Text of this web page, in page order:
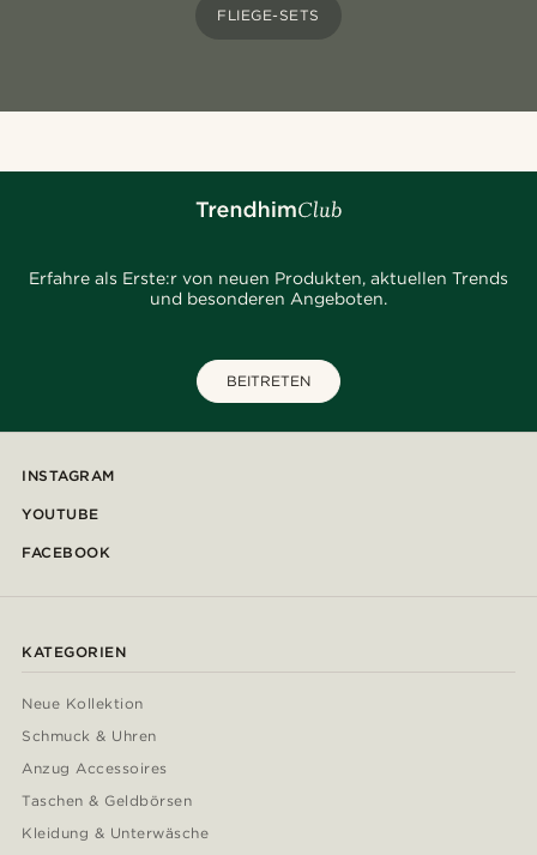
FLIEGE-SETS
Erfahre als Erste:r von neuen Produkten, aktuellen Trends
und besonderen Angeboten.
BEITRETEN
INSTAGRAM
YOUTUBE
FACEBOOK
KATEGORIEN
Neue Kollektion
Schmuck & Uhren
Anzug Accessoires
Taschen & Geldbörsen
Kleidung & Unterwäsche